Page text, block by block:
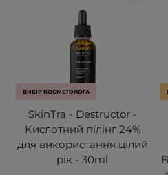
ВИБІР КОСМЕТОЛОГА
SkinTra - Destructor -
Кислотний пілінг 24%
для використання цілий
рік - 30ml